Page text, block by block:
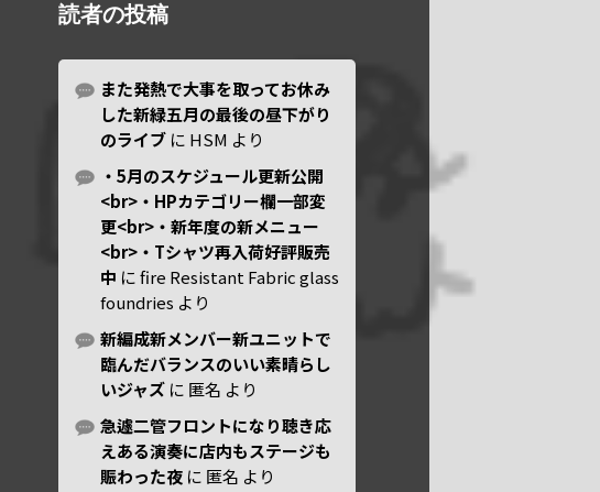
読者の投稿
また発熱で大事を取ってお休み
した新緑五月の最後の昼下がり
のライブ に HSM より
・5月のスケジュール更新公開
<br>・HPカテゴリー欄一部変
更<br>・新年度の新メニュー
<br>・Tシャツ再入荷好評販売
中 にfire Resistant Fabric glass
foundries より
新編成新メンバー新ユニットで
臨んだバランスのいい素晴らし
いジャズ に 匿名 より
急遽二管フロントになり聴き応
えある演奏に店内もステージも
賑わった夜 に 匿名 より